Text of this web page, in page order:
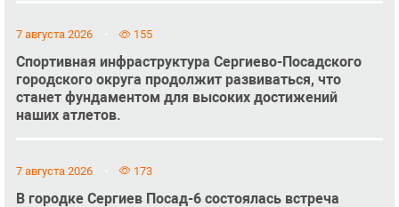
7 августа 2026 155
Спортивная инфраструктура Сергиево-Посадского
городского округа продолжит развиваться, что
станет фундаментом для высоких достижений
наших атлетов.
7 августа 2026 173
В городке Сергиев Посад-6 состоялась встреча